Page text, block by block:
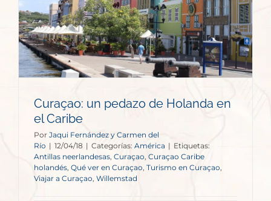
Curaçao: un pedazo de Holanda en
el Caribe
Por Jaqui Fernández y Carmen del
Río | 12/04/18 | Categorías: América | Etiquetas:
Antillas neerlandesas, Curaçao, Curaçao Caribe
holandés, Qué ver en Curaçao Turismo en Curaçao
Viajar a Curaçao Willemstad